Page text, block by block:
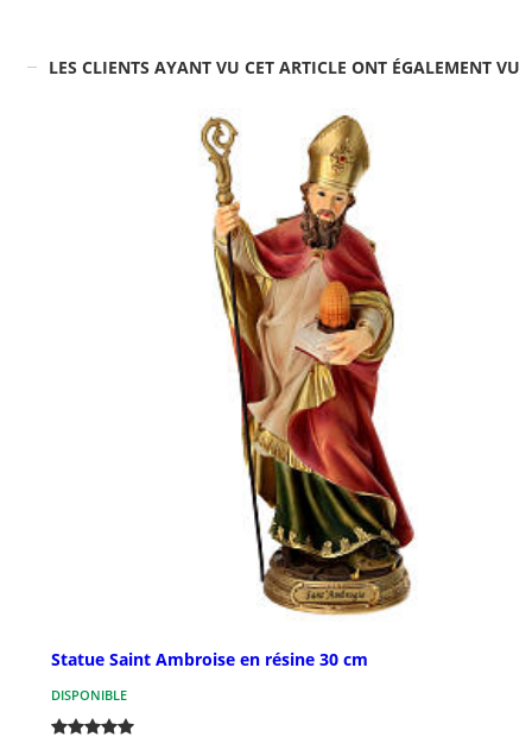
LES CLIENTS AYANT VU CET ARTICLE ONT ÉGALEMENT VU
Statue Saint Ambroise en résine 30 cm
DISPONIBLE